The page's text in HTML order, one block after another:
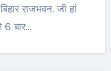
6 बार…